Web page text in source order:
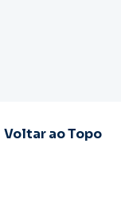
Voltar ao Topo